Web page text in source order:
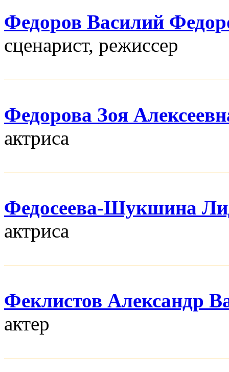
Федоров Василий
сценарист, режисcер
Федорова Зоя
актриса
Федосеева-Шукшина
актриса
Феклистов Александр
актер